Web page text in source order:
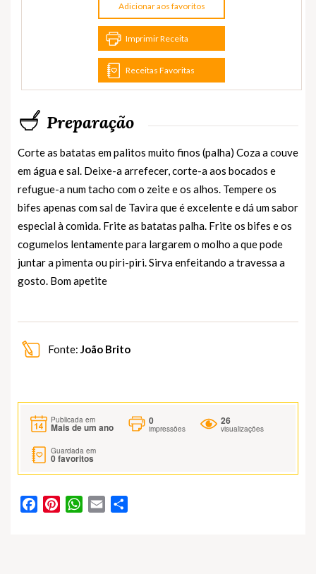
Adicionar aos favoritos
Imprimir Receita
Receitas Favoritas
Preparação
Corte as batatas em palitos muito finos (palha) Coza a couve
em água e sal. Deixe-a arrefecer, corte-a aos bocados e
refugue-a num tacho com o zeite e os alhos. Tempere os
bifes apenas com sal de Tavira que é excelente e dá um sabor
especial à comida. Frite as batatas palha. Frite os bifes e os
cogumelos lentamente para largarem o molho a que pode
juntar a pimenta ou piri-piri. Sirva enfeitando a travessa a
gosto. Bom apetite
Fonte: João Brito
Publicada em
Mais de um ano
0
impressões
26
visualizações
Guardada em
0favoritos
FacebookPinterestWhatsApp
Email